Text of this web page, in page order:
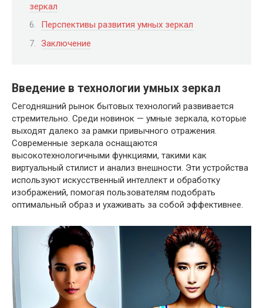
зеркал
Перспективы развития умных зеркал
Заключение
Введение в технологии умных зеркал
Сегодняшний рынок бытовых технологий развивается
стремительно. Среди новинок — умные зеркала, которые
выходят далеко за рамки привычного отражения.
Современные зеркала оснащаются
высокотехнологичными функциями, такими как
виртуальный стилист и анализ внешности. Эти устройства
используют искусственный интеллект и обработку
изображений, помогая пользователям подобрать
оптимальный образ и ухаживать за собой эффективнее.